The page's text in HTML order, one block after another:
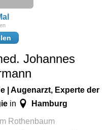
Johannes
| Augenarzt, Experte der
in Hamburg
Rothenbaum